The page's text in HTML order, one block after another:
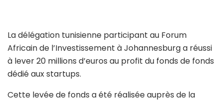
La délégation tunisienne participant au Forum
Africain de l’Investissement à Johannesburg a réussi
à lever 20 millions d’euros au profit du fonds de fonds
dédié aux startups.
Cette levée de fonds a été réalisée auprès de la